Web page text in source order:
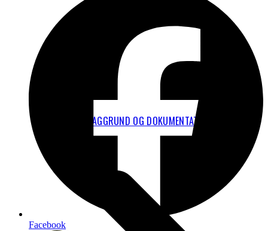
TEKNISK BAGGRUND OG DOKUMENTATION
Facebook